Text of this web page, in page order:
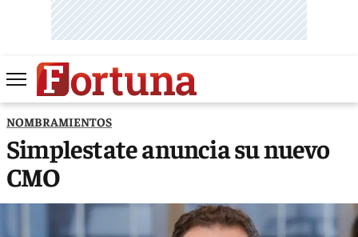
NOMBRAMIENTOS
Simplestate anuncia su nuevo
CMO